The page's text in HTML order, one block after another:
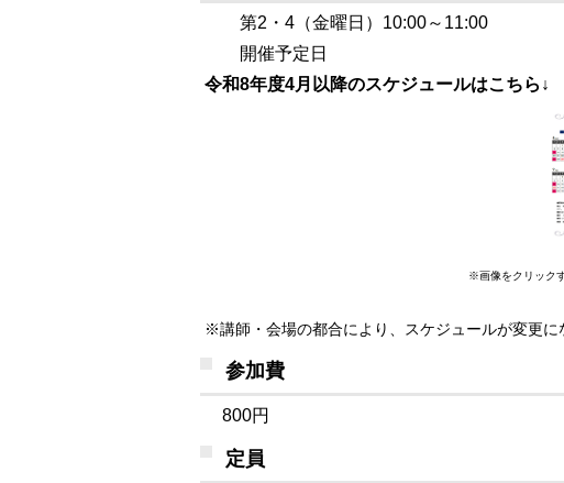
第2・4（金曜日） 10:00～11:00
開催予定日
令和8年度4月以降のスケジュールはこちら↓
※画像をクリックすると、大きいスケジ
※講師・会場の都合により、スケジュールが変更に
参加費
800円
定員